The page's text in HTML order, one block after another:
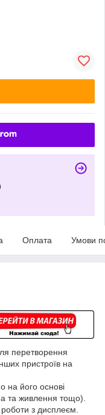
Оплата Умови
перетворення
пристроїв на
на його основі
та живлення тощо).
з дисплеєм.